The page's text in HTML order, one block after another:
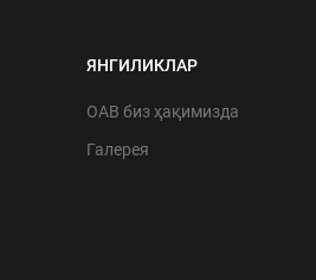
ЯНГИЛИКЛАР
ОАВ биз ҳақимизда
Галерея